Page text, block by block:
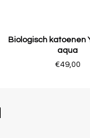
Biologisch katoenen
aqua
€49,00